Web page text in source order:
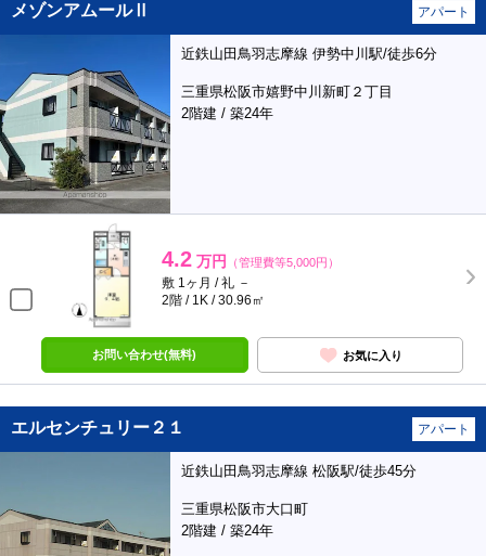
メゾンアムールⅡ アパート
近鉄山田鳥羽志摩線 伊勢中川駅/徒歩6分
三重県松阪市嬉野中川新町２丁目
2階建 / 築24年
4.2 万円 （管理費等5,000円）
敷 1ヶ月 / 礼 －
2階 / 1K / 30.96㎡
お問い合わせ(無料) お気に入り
エルセンチュリー２１ アパート
近鉄山田鳥羽志摩線 松阪駅/徒歩45分
三重県松阪市大口町
2階建 / 築24年